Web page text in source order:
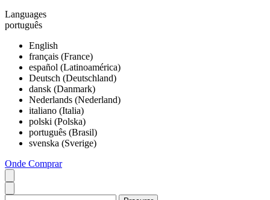
Languages
português
English
français (France)
español (Latinoamérica)
Deutsch (Deutschland)
dansk (Danmark)
Nederlands (Nederland)
italiano (Italia)
polski (Polska)
português (Brasil)
svenska (Sverige)
Onde Comprar